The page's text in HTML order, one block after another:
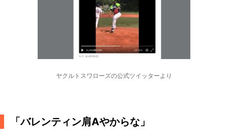
ヤクルトスワローズの公式ツイッターより
「バレンティン肩Aやからな」